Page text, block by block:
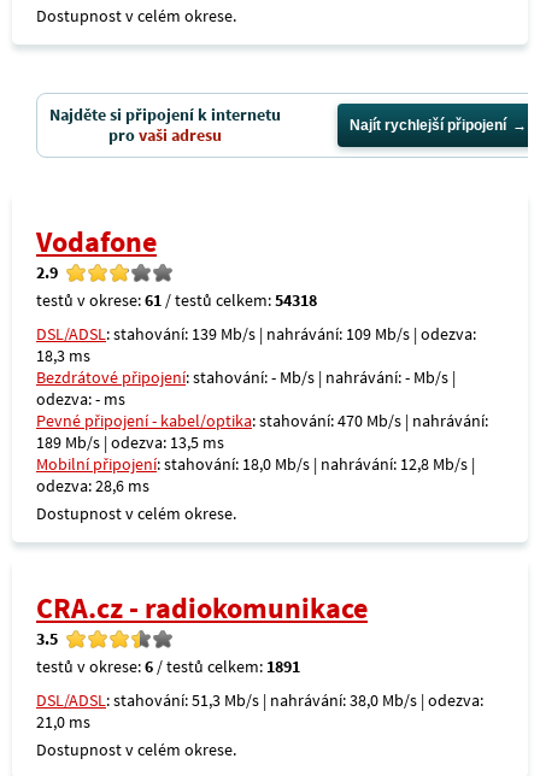
Dostupnost v celém okrese.
Najděte si připojení k internetu
provaši adresu Najít rychlejší připojení
Vodafone
2.9
testů v okrese:61 / testů celkem:54318
DSL/ADSL: stahování: 139 Mb/s | nahrávání: 109 Mb/s | odezva:
18,3 ms
Bezdrátové připojení: stahování: - Mb/s | nahrávání: - Mb/s |
odezva: - ms
Pevné připojení - kabel/optika: stahování: 470 Mb/s | nahrávání:
189 Mb/s | odezva: 13,5 ms
Mobilní připojení: stahování: 18,0 Mb/s | nahrávání: 12,8 Mb/s |
odezva: 28,6 ms
Dostupnost v celém okrese.
CRA.cz - radiokomunikace
3.5
testů v okrese:6 / testů celkem: 1891
DSL/ADSL: stahování: 51,3 Mb/s | nahrávání: 38,0 Mb/s | odezva:
21,0 ms
Dostupnost v celém okrese.